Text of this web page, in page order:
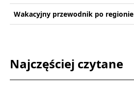
Wakacyjny przewodnik po regionie
Najczęściej czytane